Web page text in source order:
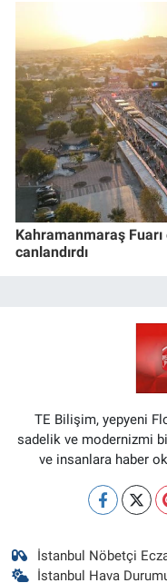
Kahramanmaraş
canlandırdı
TE Bilişim, yepyeni
sadelik ve modernizmi
ve insanlara haber
İstanbul Nöbetçi
İstanbul Hava